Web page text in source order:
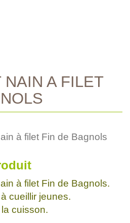
NAIN A FILET
à filet Fin de Bagnols
à filet Fin de Bagnols.
cueillir jeunes.
cuisson.